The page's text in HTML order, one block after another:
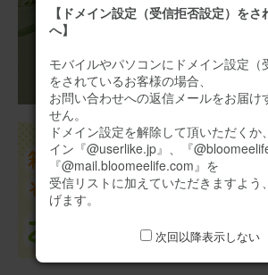
アレンジメント(黄)XSサイズ
ブルーミーユーザーさん 50代
用途：
誕生日
誕生日プレゼント
息子のお嫁さんにプレゼントしました。
よ。赤も好きだし可愛いって言ってくれ
アレンジメント(赤)XSサイズ Happy
【ドメイン設定（受信拒否設定）を
へ】
モバイルやパソコンにドメイン設定（
をされているお客様の場合、
お問い合わせへの返信メールをお届け
せん。
ドメイン設定を解除して頂いただくか
イン『@userlike.jp』、『
『@mail.bloomeelife.com』を
受信リストに加えていただきますよう
げます。
次回以降表示しない